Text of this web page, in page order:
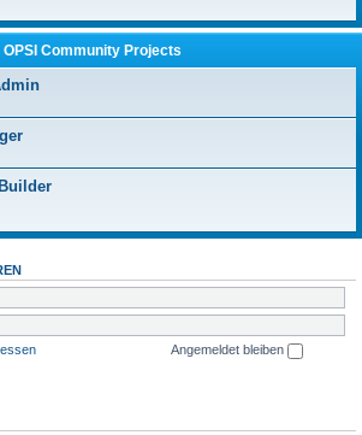
OPSI Community Projects
Angemeldet bleiben